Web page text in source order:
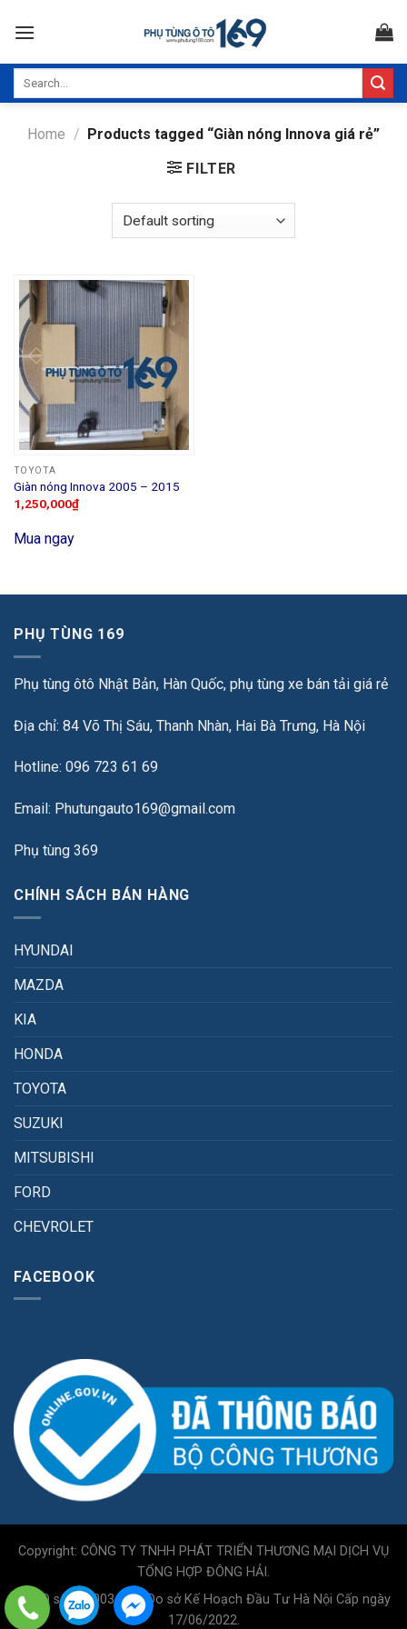
Home / Products tagged “Giàn nóng Innova giá rẻ”
FILTER
TOYOTA
Giàn nóng Innova 2005 – 2015
1,250,000₫
Mua ngay
PHỤ TÙNG 169
Phụ tùng ôtô Nhật Bản, Hàn Quốc, phụ tùng xe bán tải giá rẻ
Địa chỉ: 84 Võ Thị Sáu, Thanh Nhàn, Hai Bà Trưng, Hà Nội
Hotline: 096 723 61 69
Email: Phutungauto169@gmail.com
Phụ tùng 369
CHÍNH SÁCH BÁN HÀNG
HYUNDAI
MAZDA
KIA
HONDA
TOYOTA
SUZUKI
MITSUBISHI
FORD
CHEVROLET
FACEBOOK
Copyright: CÔNG TY TNHH PHÁT TRIỂN THƯƠNG MẠI DỊCH VỤ
TỔNG HỢP ĐÔNG HẢI.
GPKD số 0110034717 Do sở Kế Hoạch Đầu Tư Hà Nội Cấp ngày
17/06/2022.